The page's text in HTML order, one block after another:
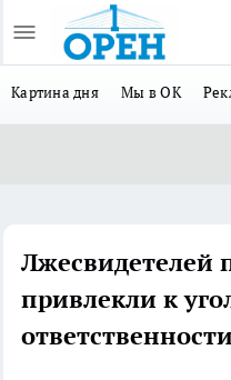
Картина дня Мы в ОК
Лжесвидетелей
привлекли к
ответственности